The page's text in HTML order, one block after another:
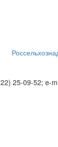
25-09-52; e-